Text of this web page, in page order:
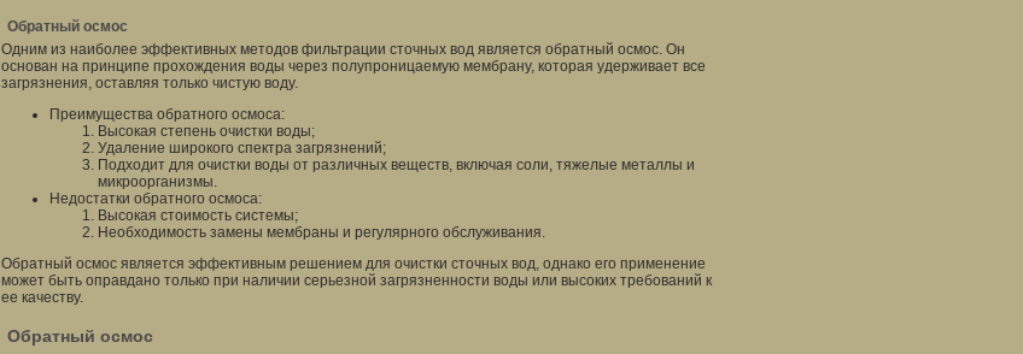
Обратный осмос
Одним из наиболее эффективных методов фильтрации сточных вод является обратный осмос. Он
основан на принципе прохождения воды через полупроницаемую мембрану, которая удерживает все
загрязнения, оставляя только чистую воду.
Преимущества обратного осмоса:
Высокая степень очистки воды;
Удаление широкого спектра загрязнений;
Подходит для очистки воды от различных веществ, включая соли, тяжелые металлы и
микроорганизмы.
Недостатки обратного осмоса:
Высокая стоимость системы;
Необходимость замены мембраны и регулярного обслуживания.
Обратный осмос является эффективным решением для очистки сточных вод, однако его применение
может быть оправдано только при наличии серьезной загрязненности воды или высоких требований к
ее качеству.
Обратный осмос